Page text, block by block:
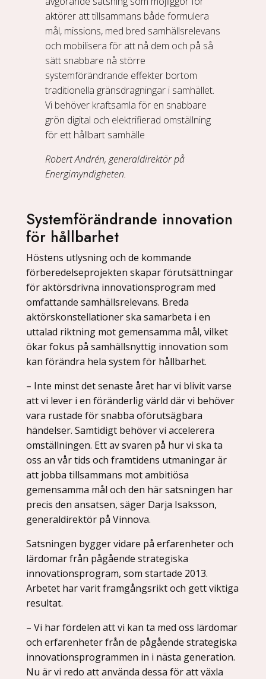
aktörer att tillsammans både formulera
mål, missions, med bred samhällsrelevans
och mobilisera för att nå dem och på så
sätt snabbare nå större
systemförändrande effekter bortom
traditionella gränsdragningar i samhället.
Vi behöver kraftsamla för en snabbare
grön digital och elektrifierad omställning
för ett hållbart samhälle
Robert Andrén, generaldirektör på
Energimyndigheten.
Systemförändrande innovation
för hållbarhet
Höstens utlysning och de kommande
förberedelseprojekten skapar förutsättningar
för aktörsdrivna innovationsprogram med
omfattande samhällsrelevans. Breda
aktörskonstellationer ska samarbeta i en
uttalad riktning mot gemensamma mål, vilket
ökar fokus på samhällsnyttig innovation som
kan förändra hela system för hållbarhet.
– Inte minst det senaste året har vi blivit varse
att vi lever i en föränderlig värld där vi behöver
vara rustade för snabba oförutsägbara
händelser. Samtidigt behöver vi accelerera
omställningen. Ett av svaren på hur vi ska ta
oss an vår tids och framtidens utmaningar är
att jobba tillsammans mot ambitiösa
gemensamma mål och den här satsningen har
precis den ansatsen, säger Darja Isaksson,
generaldirektör på Vinnova.
Satsningen bygger vidare på erfarenheter och
lärdomar från pågående strategiska
innovationsprogram, som startade 2013.
Arbetet har varit framgångsrikt och gett viktiga
resultat.
– Vi har fördelen att vi kan ta med oss lärdomar
och erfarenheter från de pågående strategiska
innovationsprogrammen in i nästa generation.
Nu är vi redo att använda dessa för att växla